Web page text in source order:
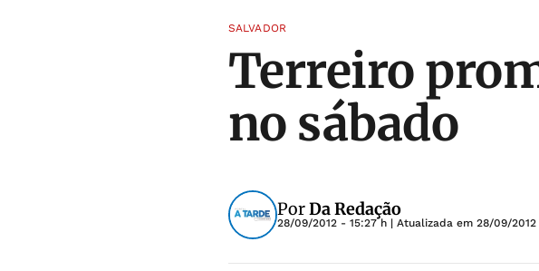
SALVADOR
Terreiro
no sábado
PorDa Redação
28/09/2012 - 15:27 h | Atualizada em 28/09/2012